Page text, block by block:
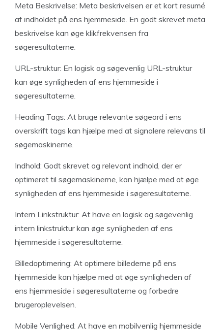
Meta Beskrivelse: Meta beskrivelsen er et kort resumé
af indholdet på ens hjemmeside. En godt skrevet meta
beskrivelse kan øge klikfrekvensen fra
søgeresultaterne.
URL-struktur: En logisk og søgevenlig URL-struktur
kan øge synligheden af ens hjemmeside i
søgeresultaterne.
Heading Tags: At bruge relevante søgeord i ens
overskrift tags kan hjælpe med at signalere relevans til
søgemaskinerne.
Indhold: Godt skrevet og relevant indhold, der er
optimeret til søgemaskinerne, kan hjælpe med at øge
synligheden af ens hjemmeside i søgeresultaterne.
Intern Linkstruktur: At have en logisk og søgevenlig
intern linkstruktur kan øge synligheden af ens
hjemmeside i søgeresultaterne.
Billedoptimering: At optimere billederne på ens
hjemmeside kan hjælpe med at øge synligheden af
ens hjemmeside i søgeresultaterne og forbedre
brugeroplevelsen.
Mobile Venlighed: At have en mobilvenlig hjemmeside